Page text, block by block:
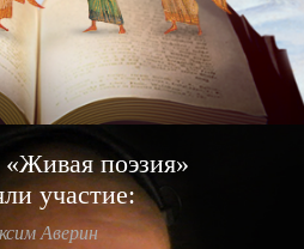
поэзия»
участие:
Аверин